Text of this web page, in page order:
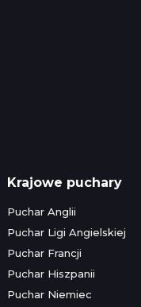
Krajowe puchary
Puchar Anglii
Puchar Ligi Angielskiej
Puchar Francji
Puchar Hiszpanii
Puchar Niemiec